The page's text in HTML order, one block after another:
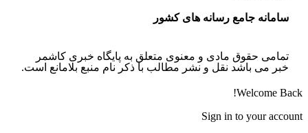
سامانه جامع رسانه های کشور
تمامی حقوق مادی و معنوی متعلق به پایگاه خبری کاشمر
خبر می باشد نقل و نشر مطالب با ذکر نام منبع بلامانع است.
Welcome Back!
Sign in to your account